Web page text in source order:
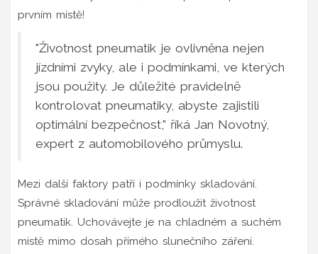
prvním místě!
"Životnost pneumatik je ovlivněna nejen
jízdními zvyky, ale i podmínkami, ve kterých
jsou použity. Je důležité pravidelně
kontrolovat pneumatiky, abyste zajistili
optimální bezpečnost," říká Jan Novotný,
expert z automobilového průmyslu.
Mezi další faktory patří i podmínky skladování.
Správné skladování může prodloužit životnost
pneumatik. Uchovávejte je na chladném a suchém
místě mimo dosah přímého slunečního záření.